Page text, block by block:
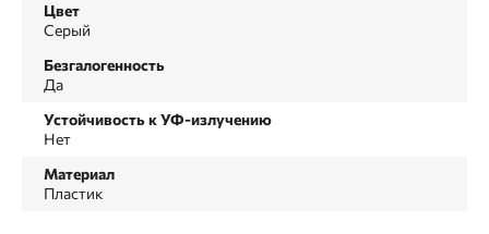
Цвет
Серый
Безгалогенность
Да
Устойчивость к УФ-излучению
Нет
Материал
Пластик